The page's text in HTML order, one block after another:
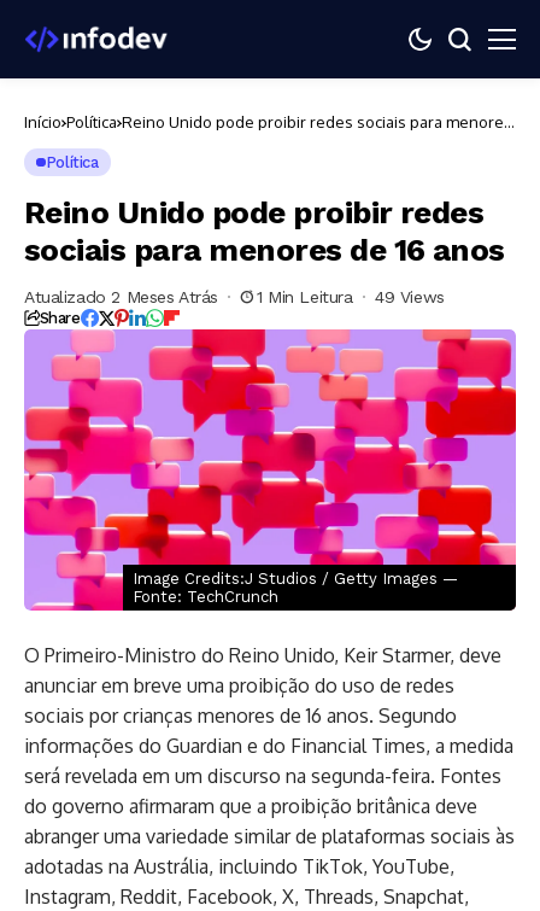
Início Política Reino Unido pode proibir redes sociais para menores
Política
Reino Unido pode proibir redes
sociais para menores de 16 anos
Atualizado 2 Meses Atrás 1 Min Leitura 49 Views
Share
Image Credits:J Studios / Getty Images —
Fonte: TechCrunch
O Primeiro-Ministro do Reino Unido, Keir Starmer, deve
anunciar em breve uma proibição do uso de redes
sociais por crianças menores de 16 anos. Segundo
informações do Guardian e do Financial Times, a medida
será revelada em um discurso na segunda-feira. Fontes
do governo afirmaram que a proibição britânica deve
abranger uma variedade similar de plataformas sociais às
adotadas na Austrália, incluindo TikTok, YouTube,
Instagram, Reddit, Facebook, X, Threads, Snapchat,